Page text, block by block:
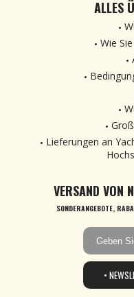
ALLES
Wie
Lieferungen an
VERSAND VON
SONDERANGEBOTE,
•